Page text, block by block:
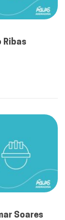
Ribas
Soares